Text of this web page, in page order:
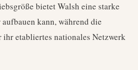
bietet Walsh eine starke
kann, während die
etabliertes nationales Netzwerk